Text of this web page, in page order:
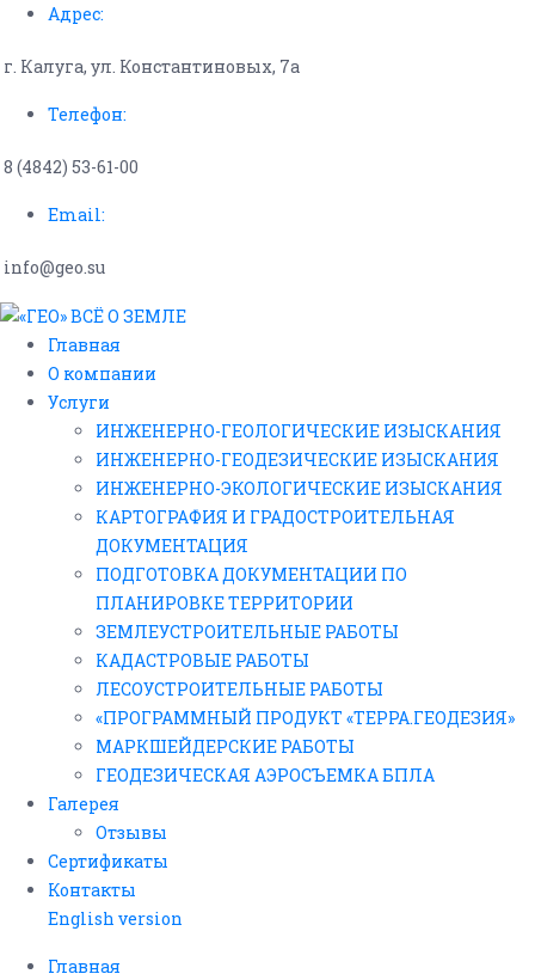
Адрес:
г. Калуга, ул. Константиновых, 7а
Телефон:
8 (4842) 53-61-00
Email:
info@geo.su
Главная
О компании
Услуги
ИНЖЕНЕРНО-ГЕОЛОГИЧЕСКИЕ ИЗЫСКАНИЯ
ИНЖЕНЕРНО-ГЕОДЕЗИЧЕСКИЕ ИЗЫСКАНИЯ
ИНЖЕНЕРНО-ЭКОЛОГИЧЕСКИЕ ИЗЫСКАНИЯ
КАРТОГРАФИЯ И ГРАДОСТРОИТЕЛЬНАЯ
ДОКУМЕНТАЦИЯ
ПОДГОТОВКА ДОКУМЕНТАЦИИ ПО
ПЛАНИРОВКЕ ТЕРРИТОРИИ
ЗЕМЛЕУСТРОИТЕЛЬНЫЕ РАБОТЫ
КАДАСТРОВЫЕ РАБОТЫ
ЛЕСОУСТРОИТЕЛЬНЫЕ РАБОТЫ
«ПРОГРАММНЫЙ ПРОДУКТ «ТЕРРА.ГЕОДЕЗИЯ»
МАРКШЕЙДЕРСКИЕ РАБОТЫ
ГЕОДЕЗИЧЕСКАЯ АЭРОСЪЕМКА БПЛА
Галерея
Отзывы
Сертификаты
Контакты
English version
Главная